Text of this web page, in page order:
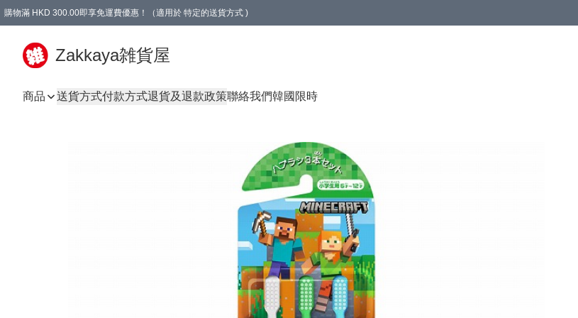
購物滿 HKD 300.00即享免運費優惠！（適用於 特定的送貨方式 )
Zakkaya雑貨屋
商品 送貨方式付款方式退貨及退款政策聯絡我們韓國限時